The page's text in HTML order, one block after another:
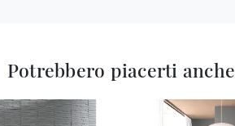
Potrebbero piacerti anche